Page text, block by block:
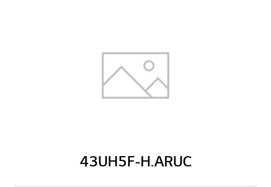
43UH5F-H.ARUC